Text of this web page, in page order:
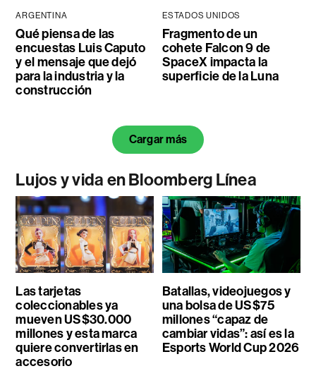
ARGENTINA
Qué piensa de las
encuestas Luis Caputo
y el mensaje que dejó
para la industria y la
construcción
ESTADOS UNIDOS
Fragmento de un
cohete Falcon 9 de
SpaceX impacta la
superficie de la Luna
Cargar más
Lujos y vida en Bloomberg Línea
Las tarjetas
coleccionables ya
mueven US$30.000
millones y esta marca
quiere convertirlas en
accesorio
Batallas, videojuegos y
una bolsa de US$75
millones “capaz de
cambiar vidas”: así es la
Esports World Cup 2026